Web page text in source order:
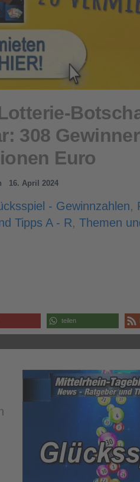
308
Euro
16. April 2024
- Gewinnzahlen,
Tipps A - R, Themen
teilen